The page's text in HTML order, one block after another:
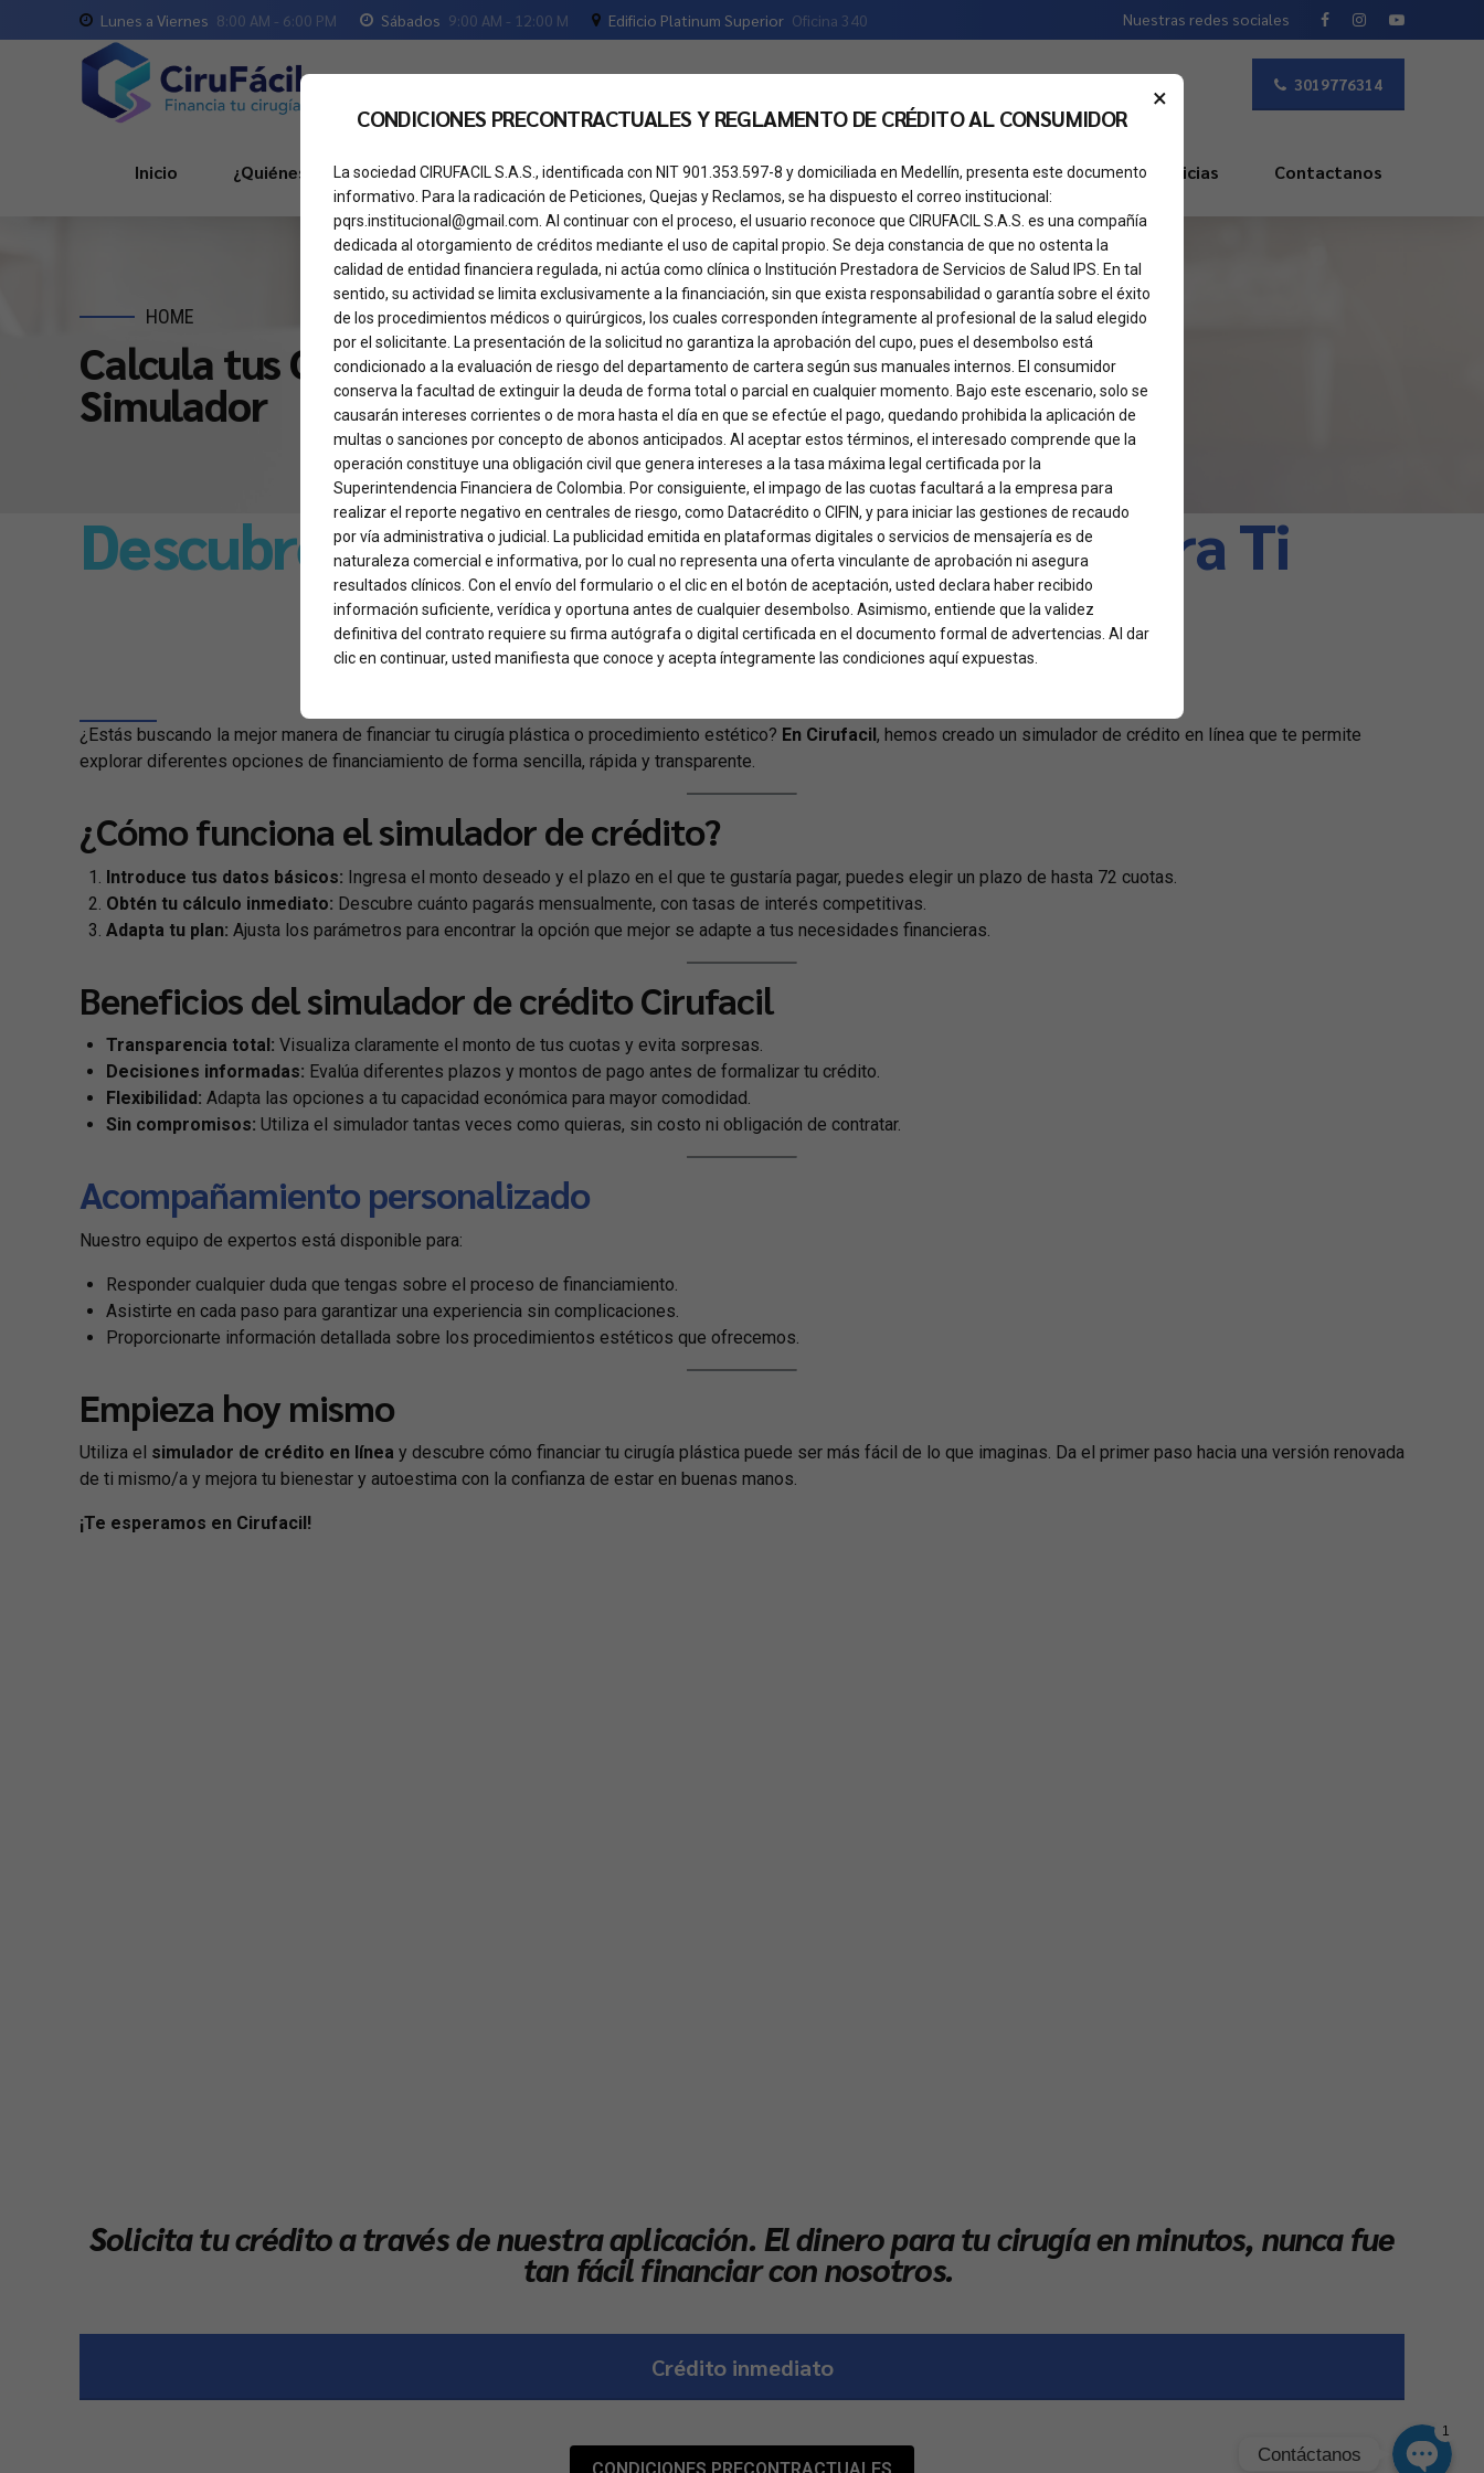
Lunes a Viernes 8:00 AM - 6:00 PM Sábados 9:00 AM - 12:00 M Edificio Platinum Superior Oficina 340 Nuestras redes sociales
3019776314
Inicio ¿Quiénes Somos? Servicios Tu crédito Cita de valoración Preguntas Frecuentes Noticias Contactanos
HOME
Calcula tus Cuotas de Crédito con Nuestro
Simulador
Descubre el Plan deFinanciación Ideal para Ti
¿Estás buscando la mejor manera de financiar tu cirugía plástica o procedimiento estético? En Cirufacil , hemos creado un simulador de crédito en línea que te permite
explorar diferentes opciones de financiamiento de forma sencilla, rápida y transparente.
¿Cómo funciona el simulador de crédito?
Introduce tus datos básicos: Ingresa el monto deseado y el plazo en el que te gustaría pagar, puedes elegir un plazo de hasta 72 cuotas.
Obtén tu cálculo inmediato: Descubre cuánto pagarás mensualmente, con tasas de interés competitivas.
Adapta tu plan: Ajusta los parámetros para encontrar la opción que mejor se adapte a tus necesidades financieras.
Beneficios del simulador de crédito Cirufacil
Transparencia total: Visualiza claramente el monto de tus cuotas y evita sorpresas.
Decisiones informadas: Evalúa diferentes plazos y montos de pago antes de formalizar tu crédito.
Flexibilidad: Adapta las opciones a tu capacidad económica para mayor comodidad.
Sin compromisos: Utiliza el simulador tantas veces como quieras, sin costo ni obligación de contratar.
Acompañamiento personalizado
Nuestro equipo de expertos está disponible para:
Responder cualquier duda que tengas sobre el proceso de financiamiento.
Asistirte en cada paso para garantizar una experiencia sin complicaciones.
Proporcionarte información detallada sobre los procedimientos estéticos que ofrecemos.
Empieza hoy mismo
Utiliza el simulador de crédito en línea y descubre cómo financiar tu cirugía plástica puede ser más fácil de lo que imaginas. Da el primer paso hacia una versión renovada
de ti mismo/a y mejora tu bienestar y autoestima con la confianza de estar en buenas manos.
¡Te esperamos en Cirufacil!
Solicita tu crédito a través de nuestra aplicación. El dinero para tu cirugía en minutos, nunca fue
tan fácil financiar con nosotros.
Crédito inmediato
CONDICIONES PRECONTRACTUALES
×
CONDICIONES PRECONTRACTUALES Y REGLAMENTO DE CRÉDITO AL CONSUMIDOR
La sociedad CIRUFACIL S.A.S., identificada con NIT 901.353.597-8 y domiciliada en Medellín, presenta este documento
informativo. Para la radicación de Peticiones, Quejas y Reclamos, se ha dispuesto el correo institucional:
pqrs.institucional@gmail.com. Al continuar con el proceso, el usuario reconoce que CIRUFACIL S.A.S. es una compañía
dedicada al otorgamiento de créditos mediante el uso de capital propio. Se deja constancia de que no ostenta la
calidad de entidad financiera regulada, ni actúa como clínica o Institución Prestadora de Servicios de Salud IPS. En tal
sentido, su actividad se limita exclusivamente a la financiación, sin que exista responsabilidad o garantía sobre el éxito
de los procedimientos médicos o quirúrgicos, los cuales corresponden íntegramente al profesional de la salud elegido
por el solicitante. La presentación de la solicitud no garantiza la aprobación del cupo, pues el desembolso está
condicionado a la evaluación de riesgo del departamento de cartera según sus manuales internos. El consumidor
conserva la facultad de extinguir la deuda de forma total o parcial en cualquier momento. Bajo este escenario, solo se
causarán intereses corrientes o de mora hasta el día en que se efectúe el pago, quedando prohibida la aplicación de
multas o sanciones por concepto de abonos anticipados. Al aceptar estos términos, el interesado comprende que la
operación constituye una obligación civil que genera intereses a la tasa máxima legal certificada por la
Superintendencia Financiera de Colombia. Por consiguiente, el impago de las cuotas facultará a la empresa para
realizar el reporte negativo en centrales de riesgo, como Datacrédito o CIFIN, y para iniciar las gestiones de recaudo
por vía administrativa o judicial. La publicidad emitida en plataformas digitales o servicios de mensajería es de
naturaleza comercial e informativa, por lo cual no representa una oferta vinculante de aprobación ni asegura
resultados clínicos. Con el envío del formulario o el clic en el botón de aceptación, usted declara haber recibido
información suficiente, verídica y oportuna antes de cualquier desembolso. Asimismo, entiende que la validez
definitiva del contrato requiere su firma autógrafa o digital certificada en el documento formal de advertencias. Al dar
clic en continuar, usted manifiesta que conoce y acepta íntegramente las condiciones aquí expuestas.
1
Contáctanos